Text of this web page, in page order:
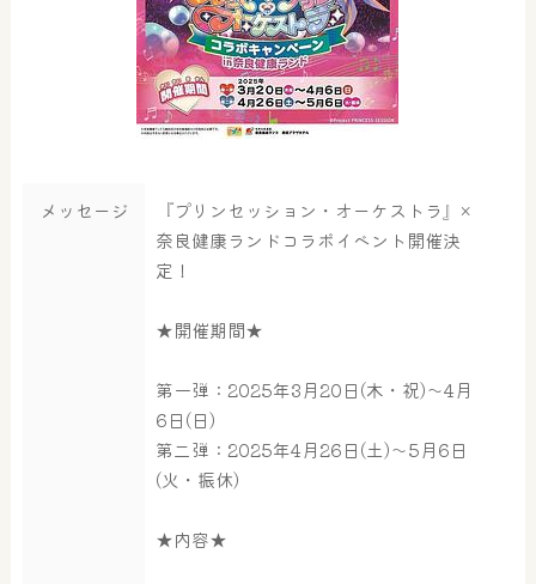
メッセージ
『プリンセッション・オーケストラ』×
奈良健康ランドコラボイベント開催決
定！
★開催期間★
第一弾：2025年3月20日(木・祝)～4月
6日(日)
第二弾：2025年4月26日(土)～5月6日
(火・振休)
★内容★